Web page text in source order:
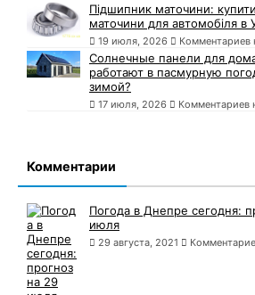
Підшипник маточини:
маточини для автомобіля в
19 июля, 2026 Комментариев
Солнечные панели для
работают в пасмурную
зимой?
17 июля, 2026 Комментариев
Комментарии
Погода в Днепре сегодня:
июля
29 августа, 2021